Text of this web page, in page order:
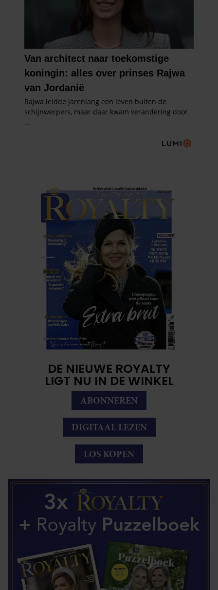
DE NIEUWE ROYALTY
LIGT NU IN DE WINKEL
ABONNEREN
DIGITAAL LEZEN
LOS KOPEN